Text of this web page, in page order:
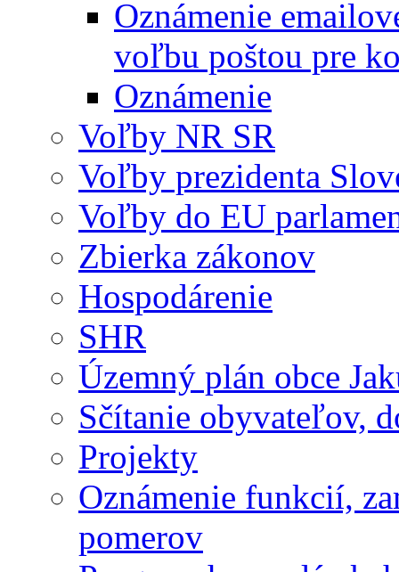
Oznámenie
voľbu poštou pre
Oznámenie
Voľby NR SR
Voľby prezidenta
Voľby do EU
Zbierka zákonov
Hospodárenie
SHR
Územný plán obce
Sčítanie obyvateľov,
Projekty
Oznámenie funkcií,
pomerov